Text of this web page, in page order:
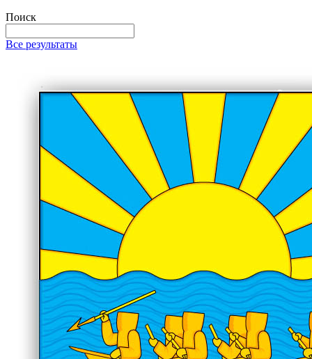
Поиск
Все результаты